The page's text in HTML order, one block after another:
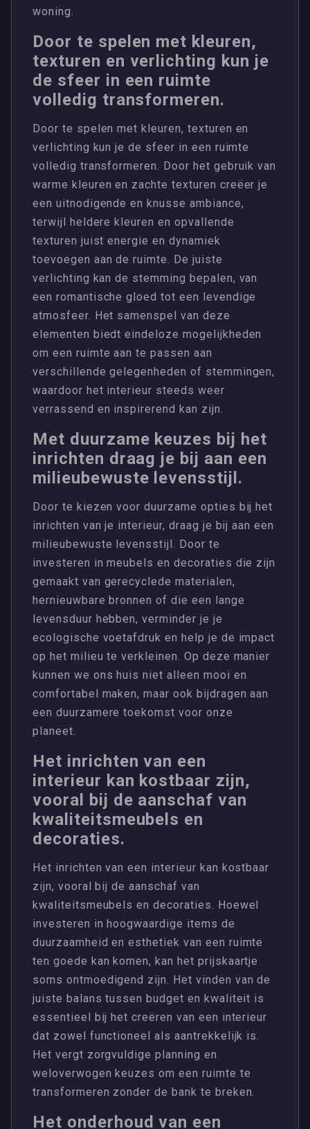
woning.
Door te spelen met kleuren,
texturen en verlichting kun je
de sfeer in een ruimte
volledig transformeren.
Door te spelen met kleuren, texturen en
verlichting kun je de sfeer in een ruimte
volledig transformeren. Door het gebruik van
warme kleuren en zachte texturen creëer je
een uitnodigende en knusse ambiance,
terwijl heldere kleuren en opvallende
texturen juist energie en dynamiek
toevoegen aan de ruimte. De juiste
verlichting kan de stemming bepalen, van
een romantische gloed tot een levendige
atmosfeer. Het samenspel van deze
elementen biedt eindeloze mogelijkheden
om een ruimte aan te passen aan
verschillende gelegenheden of stemmingen,
waardoor het interieur steeds weer
verrassend en inspirerend kan zijn.
Met duurzame keuzes bij het
inrichten draag je bij aan een
milieubewuste levensstijl.
Door te kiezen voor duurzame opties bij het
inrichten van je interieur, draag je bij aan een
milieubewuste levensstijl. Door te
investeren in meubels en decoraties die zijn
gemaakt van gerecyclede materialen,
hernieuwbare bronnen of die een lange
levensduur hebben, verminder je je
ecologische voetafdruk en help je de impact
op het milieu te verkleinen. Op deze manier
kunnen we ons huis niet alleen mooi en
comfortabel maken, maar ook bijdragen aan
een duurzamere toekomst voor onze
planeet.
Het inrichten van een
interieur kan kostbaar zijn,
vooral bij de aanschaf van
kwaliteitsmeubels en
decoraties.
Het inrichten van een interieur kan kostbaar
zijn, vooral bij de aanschaf van
kwaliteitsmeubels en decoraties. Hoewel
investeren in hoogwaardige items de
duurzaamheid en esthetiek van een ruimte
ten goede kan komen, kan het prijskaartje
soms ontmoedigend zijn. Het vinden van de
juiste balans tussen budget en kwaliteit is
essentieel bij het creëren van een interieur
dat zowel functioneel als aantrekkelijk is.
Het vergt zorgvuldige planning en
weloverwogen keuzes om een ruimte te
transformeren zonder de bank te breken.
Het onderhoud van een